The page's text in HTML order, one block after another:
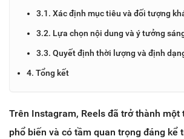
3.1. Xác định mục tiêu và đối tượng
3.2. Lựa chọn nội dung và ý tưởng
3.3. Quyết định thời lượng và định
4. Tổng kết
Trên Instagram, Reels đã trở thành một
phổ biến và có tầm quan trọng đáng kể